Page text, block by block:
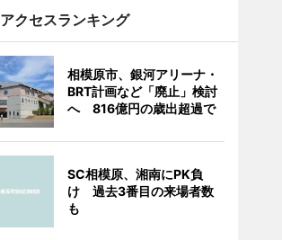
アクセスランキング
相模原市、銀河アリーナ・
BRT計画など「廃止」検討
へ 816億円の歳出超過で
SC相模原、湘南にPK負
け 過去3番目の来場者数
も